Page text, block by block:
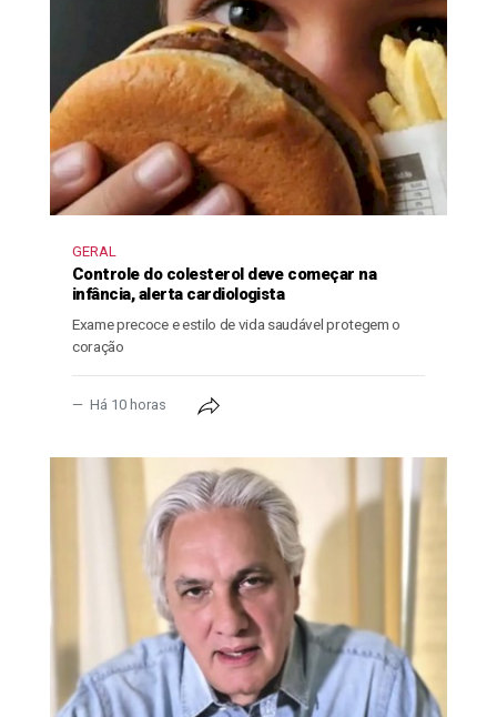
GERAL
Controle do colesterol deve começar na
infância, alerta cardiologista
Exame precoce e estilo de vida saudável protegem o
coração
Há 10 horas